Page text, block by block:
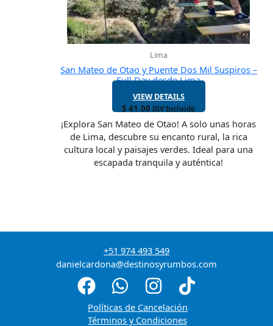
Lima
San Mateo de Otao y Puente Dos Mil Suspiros –
Full Day desde Lima
VIEW DETAILS
$ 41.00 IGV Incluido
¡Explora San Mateo de Otao! A solo unas horas
de Lima, descubre su encanto rural, la rica
cultura local y paisajes verdes. Ideal para una
escapada tranquila y auténtica!
+51 974 493 549
danielcardona@destinosyrumbos.com
Políticas de Cancelación
Términos y Condiciones